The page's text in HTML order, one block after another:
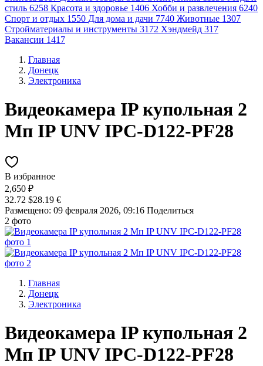
стиль 6258 Красота и здоровье 1406 Хобби и развлечения 6240
Спорт и отдых 1550 Для дома и дачи 7740 Животные 1307
Стройматериалы и инструменты 3172 Хэндмейд 317
Вакансии 1417
Главная
Донецк
Электроника
Видеокамера IP купольная 2
Мп IP UNV IPC-D122-PF28
В избранное
2,650 ₽
32.72 $28.19 €
Размещено: 09 февраля 2026, 09:16 Поделиться
2 фото
Главная
Донецк
Электроника
Видеокамера IP купольная 2
Мп IP UNV IPC-D122-PF28